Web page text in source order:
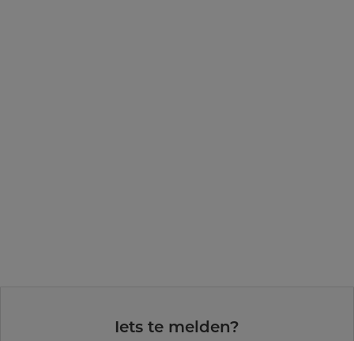
Iets te melden?